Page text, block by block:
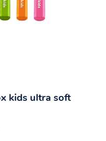
kids ultra soft